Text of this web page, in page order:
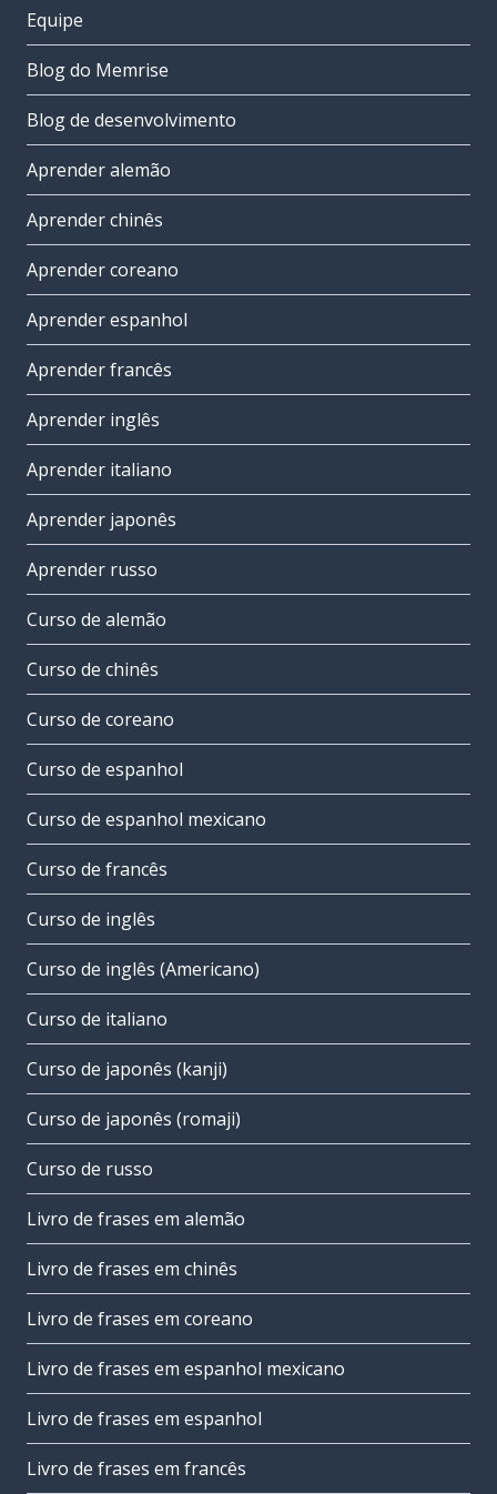
Equipe
Blog do Memrise
Blog de desenvolvimento
Aprender alemão
Aprender chinês
Aprender coreano
Aprender espanhol
Aprender francês
Aprender inglês
Aprender italiano
Aprender japonês
Aprender russo
Curso de alemão
Curso de chinês
Curso de coreano
Curso de espanhol
Curso de espanhol mexicano
Curso de francês
Curso de inglês
Curso de inglês (Americano)
Curso de italiano
Curso de japonês (kanji)
Curso de japonês (romaji)
Curso de russo
Livro de frases em alemão
Livro de frases em chinês
Livro de frases em coreano
Livro de frases em espanhol mexicano
Livro de frases em espanhol
Livro de frases em francês